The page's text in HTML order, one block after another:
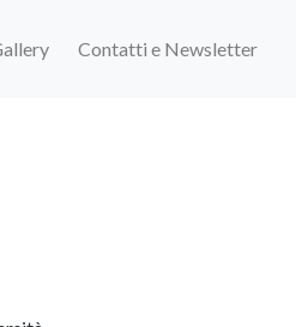
Contatti e Newsletter